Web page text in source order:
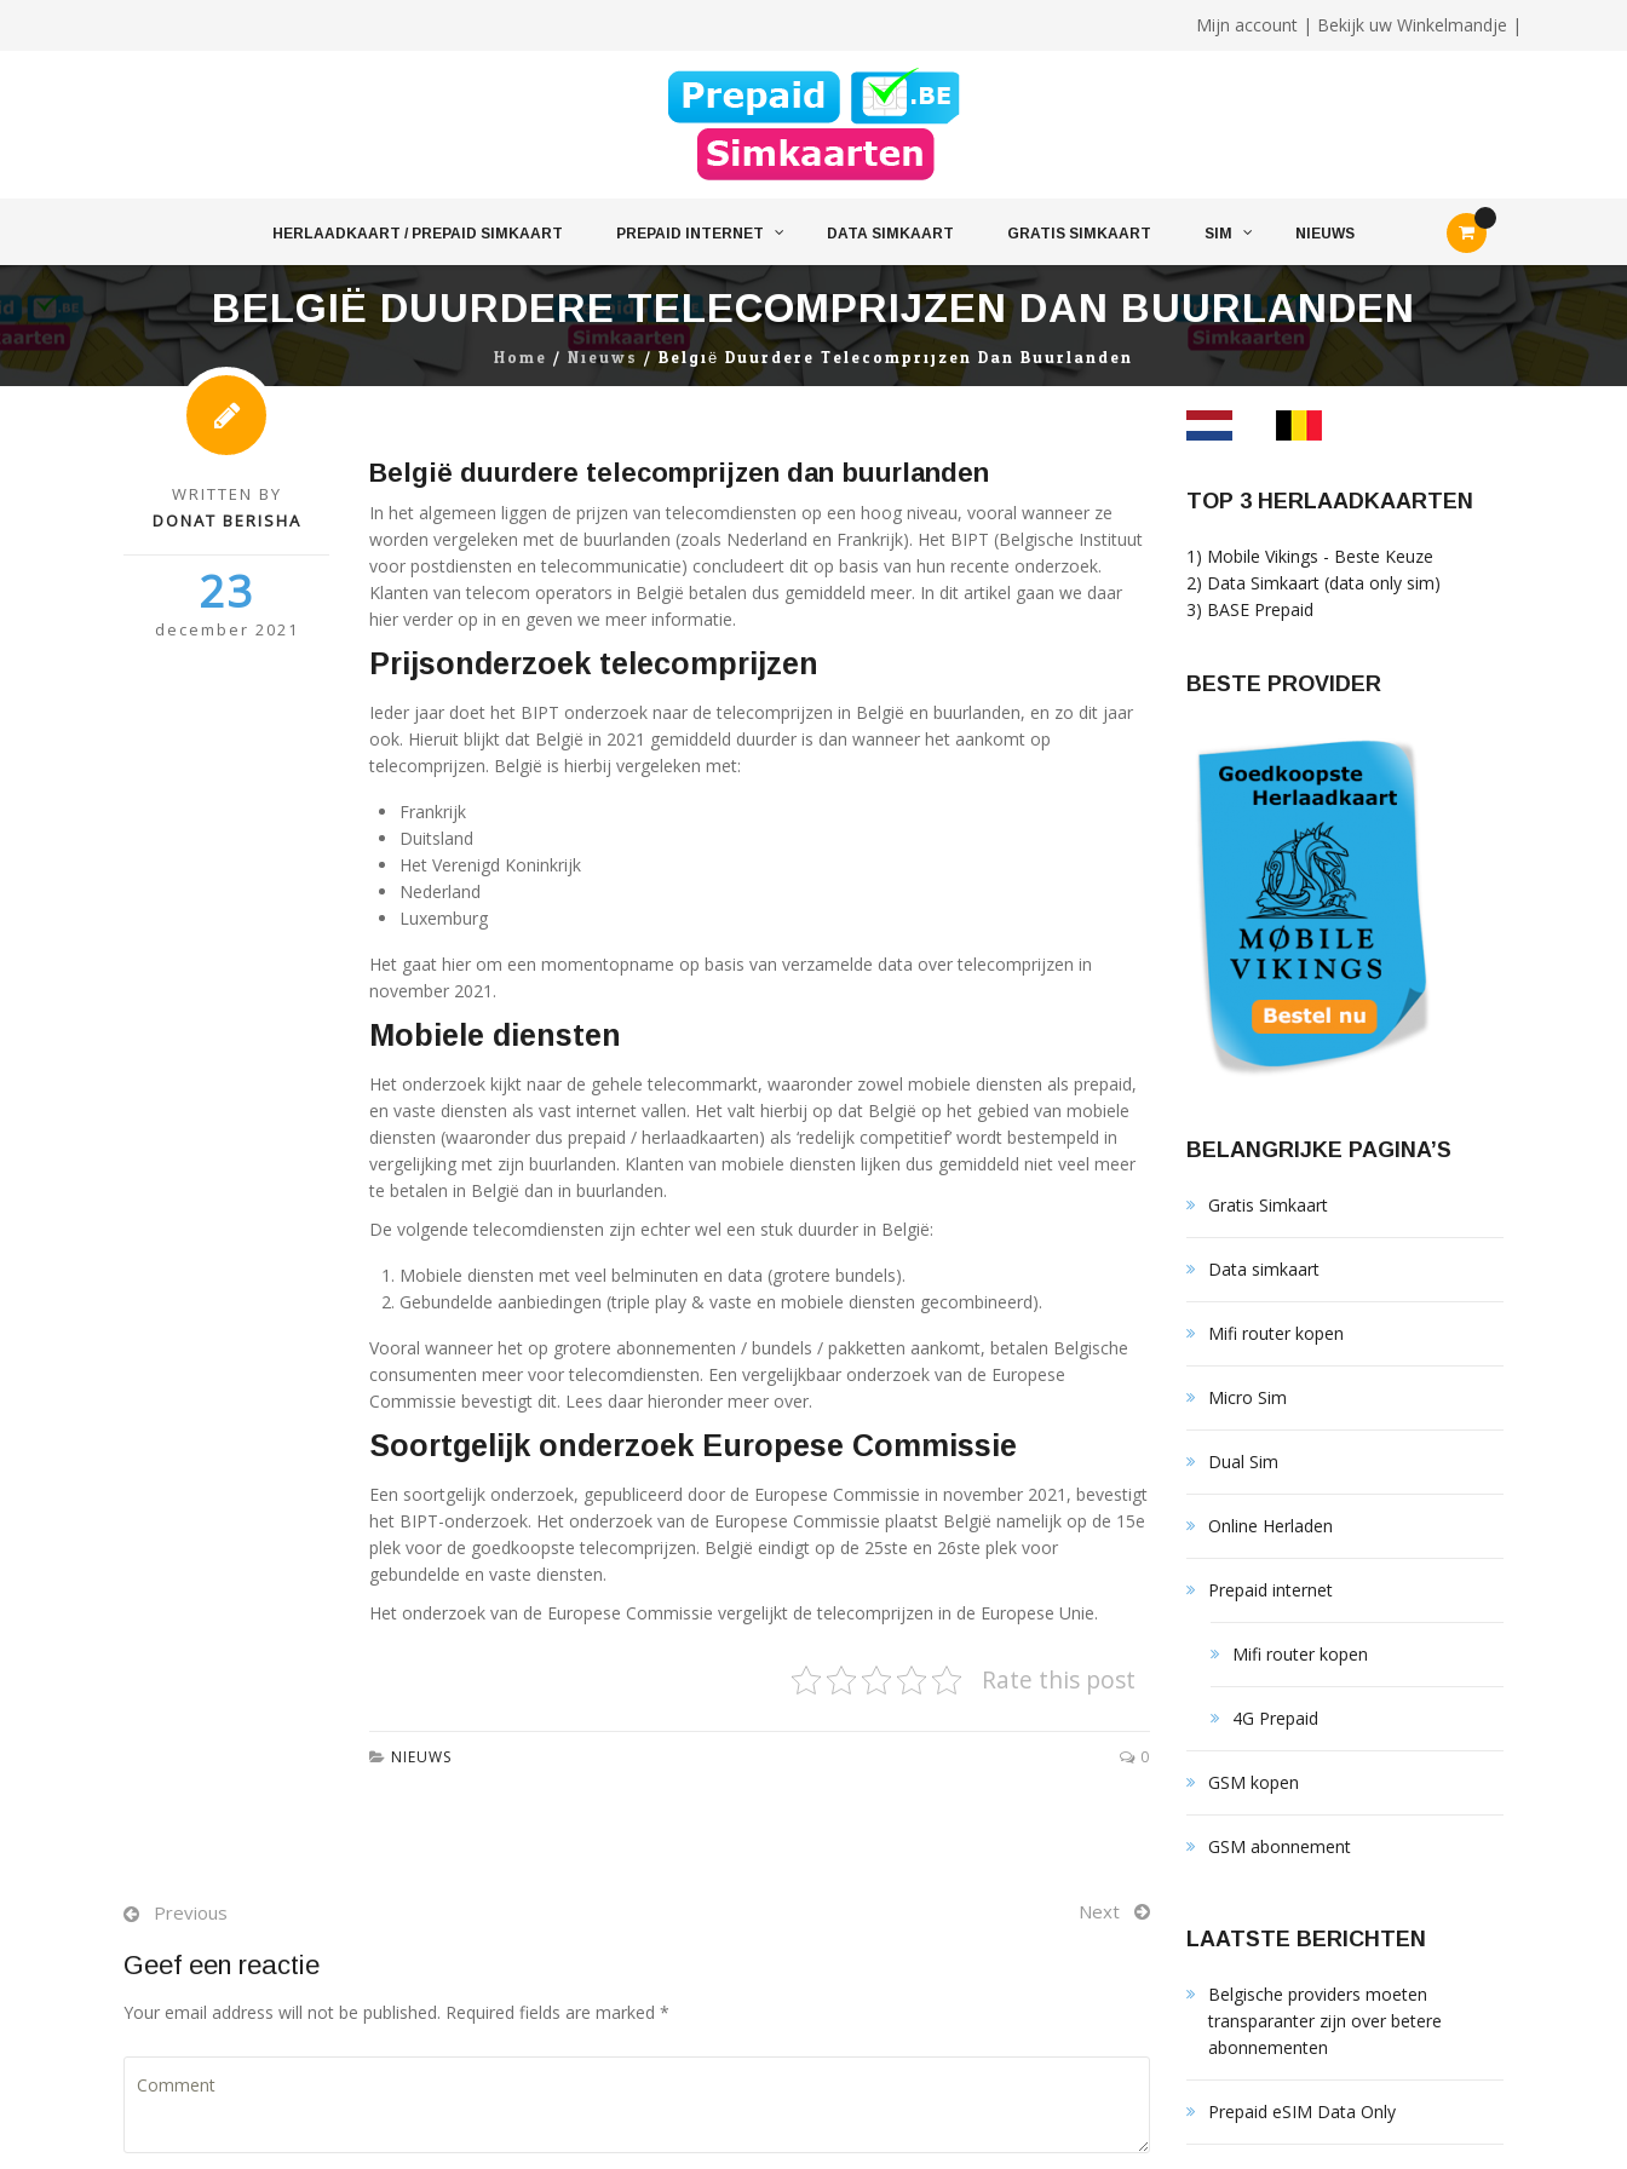
Mijn account | Bekijk uw Winkelmandje |
content
HERLAADKAART / PREPAID SIMKAART PREPAID INTERNET DATA SIMKAART GRATIS SIMKAART SIM NIEUWS
BELGIË DUURDERE TELECOMPRIJZEN DAN BUURLANDEN
Home / Nieuws/België Duurdere Telecomprijzen Dan Buurlanden
WRITTEN BY
DONAT BERISHA
23
december 2021
België duurdere telecomprijzen dan buurlanden
In het algemeen liggen de prijzen van telecomdiensten op een hoog niveau, vooral wanneer ze
worden vergeleken met de buurlanden (zoals Nederland en Frankrijk). Het BIPT (Belgische Instituut
voor postdiensten en telecommunicatie) concludeert dit op basis van hun recente onderzoek.
Klanten van telecom operators in België betalen dus gemiddeld meer. In dit artikel gaan we daar
hier verder op in en geven we meer informatie.
Prijsonderzoek telecomprijzen
Ieder jaar doet het BIPT onderzoek naar de telecomprijzen in België en buurlanden, en zo dit jaar
ook. Hieruit blijkt dat België in 2021 gemiddeld duurder is dan wanneer het aankomt op
telecomprijzen. België is hierbij vergeleken met:
Frankrijk
Duitsland
Het Verenigd Koninkrijk
Nederland
Luxemburg
Het gaat hier om een momentopname op basis van verzamelde data over telecomprijzen in
november 2021.
Mobiele diensten
Het onderzoek kijkt naar de gehele telecommarkt, waaronder zowel mobiele diensten als prepaid,
en vaste diensten als vast internet vallen. Het valt hierbij op dat België op het gebied van mobiele
diensten (waaronder dus prepaid / herlaadkaarten) als ‘redelijk competitief’ wordt bestempeld in
vergelijking met zijn buurlanden. Klanten van mobiele diensten lijken dus gemiddeld niet veel meer
te betalen in België dan in buurlanden.
De volgende telecomdiensten zijn echter wel een stuk duurder in België:
Mobiele diensten met veel belminuten en data (grotere bundels).
Gebundelde aanbiedingen (triple play & vaste en mobiele diensten gecombineerd).
Vooral wanneer het op grotere abonnementen / bundels / pakketten aankomt, betalen Belgische
consumenten meer voor telecomdiensten. Een vergelijkbaar onderzoek van de Europese
Commissie bevestigt dit. Lees daar hieronder meer over.
Soortgelijk onderzoek Europese Commissie
Een soortgelijk onderzoek, gepubliceerd door de Europese Commissie in november 2021, bevestigt
het BIPT-onderzoek. Het onderzoek van de Europese Commissie plaatst België namelijk op de 15e
plek voor de goedkoopste telecomprijzen. België eindigt op de 25ste en 26ste plek voor
gebundelde en vaste diensten.
Het onderzoek van de Europese Commissie vergelijkt de telecomprijzen in de Europese Unie.
Rate this post
NIEUWS 0
Previous Next
Geef een reactie
Your email address will not be published. Required fields are marked *
TOP 3 HERLAADKAARTEN
1) Mobile Vikings - Beste Keuze
2) Data Simkaart (data only sim)
3) BASE Prepaid
BESTE PROVIDER
BELANGRIJKE PAGINA’S
Gratis Simkaart
Data simkaart
Mifi router kopen
Micro Sim
Dual Sim
Online Herladen
Prepaid internet
Mifi router kopen
4G Prepaid
GSM kopen
GSM abonnement
LAATSTE BERICHTEN
Belgische providers moeten
transparanter zijn over betere
abonnementen
Prepaid eSIM Data Only